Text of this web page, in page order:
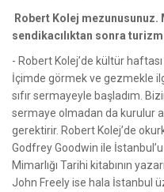
Robert Kolej
sendikacılıktan sonra
- Robert Kolej’de kültür haftası
İçimde görmek ve gezmekle
sıfır sermayeyle başladım.
sermaye olmadan da kurulur
gerektirir. Robert Kolej’de
Godfrey Goodwin ile İstanbul’u
Mimarlığı Tarihi kitabının
John Freely ise hala İstanbul